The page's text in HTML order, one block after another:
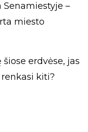
–
miesto
šiose erdvėse, jas
kiti?